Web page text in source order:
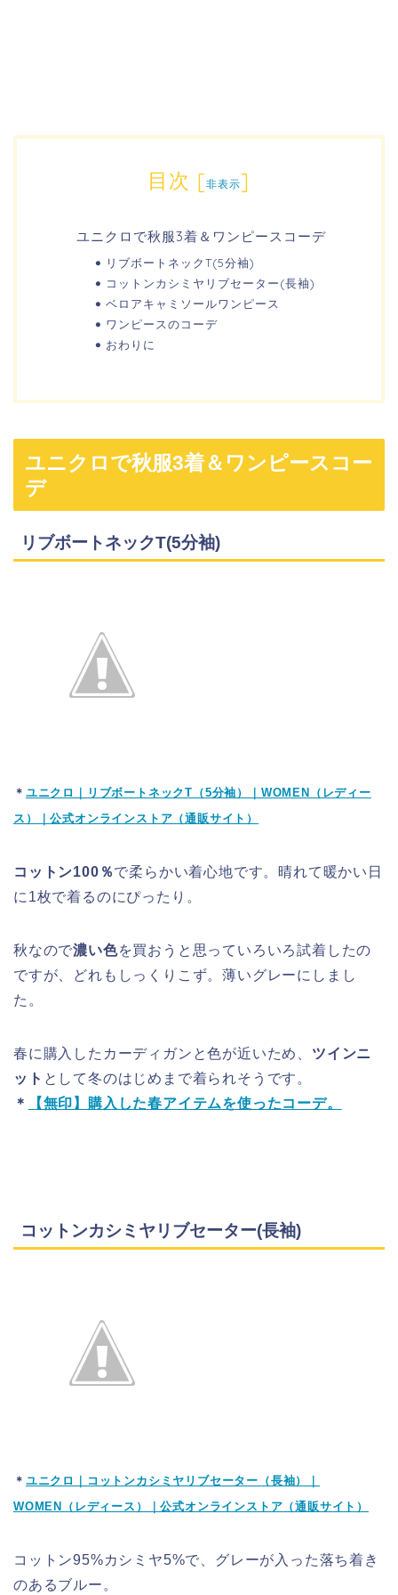
目次 [非表示]
ユニクロで秋服3着＆ワンピースコーデ
リブボートネックT(5分袖)
コットンカシミヤリブセーター(長袖)
ベロアキャミソールワンピース
ワンピースのコーデ
おわりに
ユニクロで秋服3着＆ワンピースコー
デ
リブボートネックT(5分袖)
＊ ユニクロ｜リブボートネックT（5分袖）｜WOMEN（レディー
ス）｜公式オンラインストア（通販サイト）
コットン100％で柔らかい着心地です。晴れて暖かい日
に1枚で着るのにぴったり。
秋なので濃い色を買おうと思っていろいろ試着したの
ですが、どれもしっくりこず。薄いグレーにしまし
た。
春に購入したカーディガンと色が近いため、 ツインニ
ット として冬のはじめまで着られそうです。
＊
【無印】購入した春アイテムを使ったコーデ。
コットンカシミヤリブセーター(長袖)
＊ ユニクロ｜コットンカシミヤリブセーター（長袖）｜
WOMEN（レディース）｜公式オンラインストア（通販サイト）
コットン95%カシミヤ5%で、グレーが入った落ち着き
のあるブルー。